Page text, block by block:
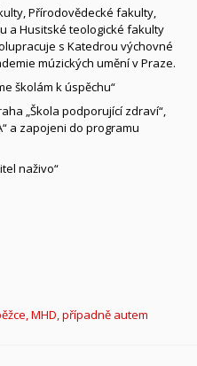
Přírodovědecké fakulty,
a Husitské teologické fakulty
s Katedrou výchovné
múzických umění v Praze.
školám k úspěchu“
„Škola podporující zdraví“,
a zapojeni do programu
naživo“
MHD, případně autem